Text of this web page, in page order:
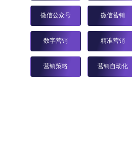
微信公众号 微信营销
数字营销 精准营销
营销策略 营销自动化